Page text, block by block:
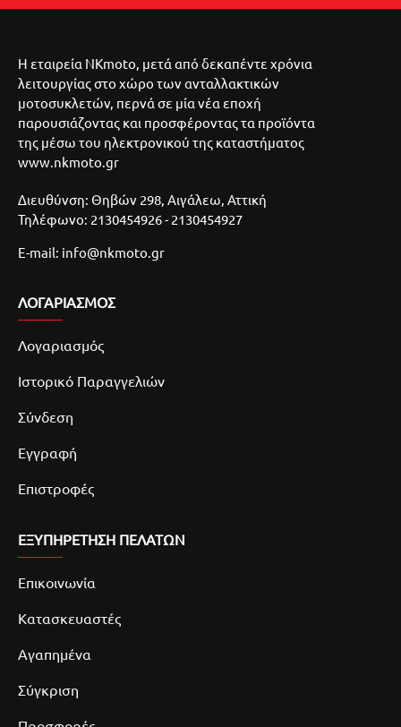
Η εταιρεία NKmoto, μετά από δεκαπέντε χρόνια
λειτουργίας στο χώρο των ανταλλακτικών
μοτοσυκλετών, περνά σε μία νέα εποχή
παρουσιάζοντας και προσφέροντας τα προϊόντα
της μέσω του ηλεκτρονικού της καταστήματος
www.nkmoto.gr
Διευθύνση: Θηβών 298, Αιγάλεω, Αττική
Τηλέφωνο: 2130454926 - 2130454927
E-mail: info@nkmoto.gr
ΛΟΓΑΡΙΑΣΜΌΣ
Λογαριασμός
Ιστορικό Παραγγελιών
Σύνδεση
Εγγραφή
Επιστροφές
ΕΞΥΠΗΡΕΤΗΣΗ ΠΕΛΑΤΩΝ
Επικοινωνία
Κατασκευαστές
Αγαπημένα
Σύγκριση